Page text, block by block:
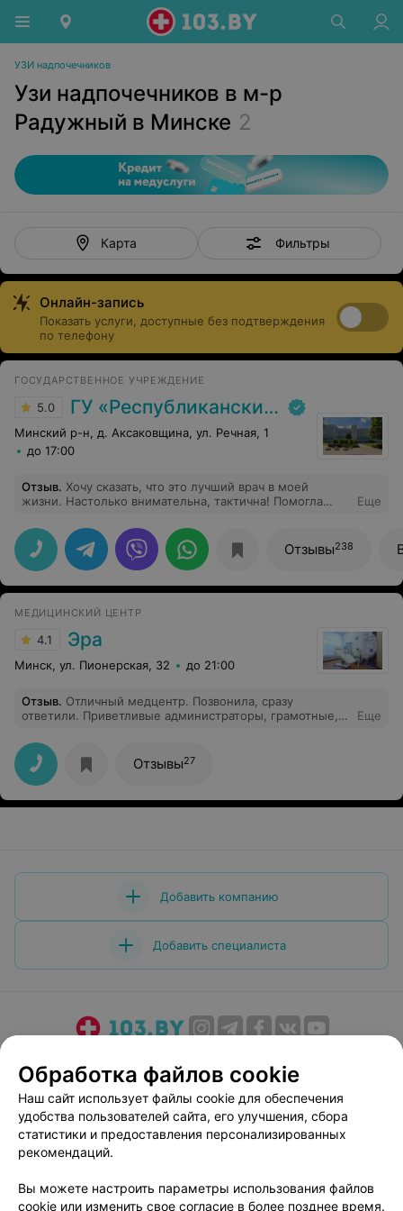
УЗИ надпочечников
Узи надпочечников в м-р
Радужный в Минске 2
Карта Фильтры
Онлайн-запись
Показать услуги, доступные без подтверждения
по телефону
ГОСУДАРСТВЕННОЕ УЧРЕЖДЕНИЕ
5.0 ГУ «Республиканский научно-практический центр медицинской экспертизы и реабилитаци»
Минский р-н, д. Аксаковщина, ул. Речная, 1
до 17:00
Отзыв. Хочу сказать, что это лучший врач в моей
жизни. Настолько внимательна, тактична! Помогла
консультацию на возникающие вопросы. Пример
настоящего врача. Приехала бы к этому врачу из
любой точки, только бы была запись :)
Еще
Отзывы238
МЕДИЦИНСКИЙ ЦЕНТР
4.1 Эра
Минск, ул. Пионерская, 32 до 21:00
Отзыв. Отличный медцентр. Позвонила, сразу
ответили. Приветливые администраторы, грамотные,
Все выполняли свою работу качественно. В медцентре
современное оборудование, приятная обстановка. Я
рада, что обратилась именно сюда.
Еще
Отзывы27
Добавить компанию
Добавить специалиста
Медицинский маркетинг
Публичный договор
Пользовательское соглашение
Способы оплаты
Вакансии
Партнеры
Написать руководителю 103.by
Персональные настройки cookie
Обработка файлов cookie
Наш сайт использует файлы cookie для обеспечения
удобства пользователей сайта, его улучшения, сбора
статистики и предоставления персонализированных
рекомендаций.
Вы можете настроить параметры использования файлов
cookie или изменить свое согласие в более позднее время.